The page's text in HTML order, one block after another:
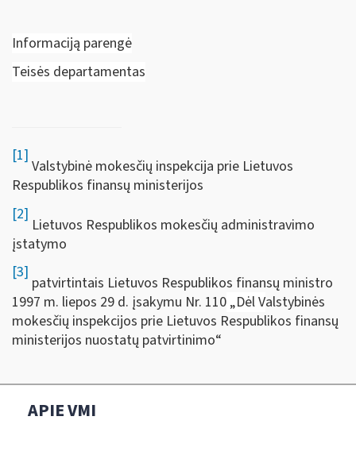
Informaciją parengė
Teisės departamentas
[1]
Valstybinė mokesčių inspekcija prie Lietuvos
Respublikos finansų ministerijos
[2]
Lietuvos Respublikos mokesčių administravimo
įstatymo
[3]
patvirtintais Lietuvos Respublikos finansų ministro
1997 m. liepos 29 d. įsakymu Nr. 110 „DėlValstybinės
mokesčių inspekcijos prie Lietuvos Respublikos finansų
ministerijos nuostatų patvirtinimo“
APIE VMI